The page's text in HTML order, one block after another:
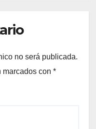
no será publicada.
marcados con *